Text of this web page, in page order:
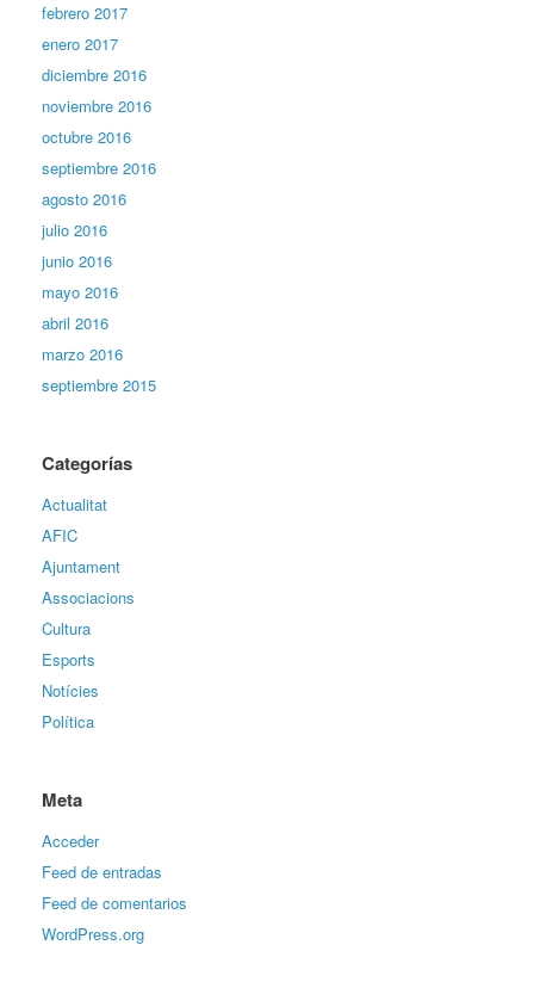
febrero 2017
enero 2017
diciembre 2016
noviembre 2016
octubre 2016
septiembre 2016
agosto 2016
julio 2016
junio 2016
mayo 2016
abril 2016
marzo 2016
septiembre 2015
Categorías
Actualitat
AFIC
Ajuntament
Associacions
Cultura
Esports
Notícies
Política
Meta
Acceder
Feed de entradas
Feed de comentarios
WordPress.org